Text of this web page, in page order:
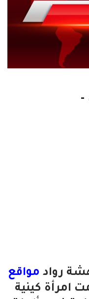
رواد مواقع
امرأة كينية